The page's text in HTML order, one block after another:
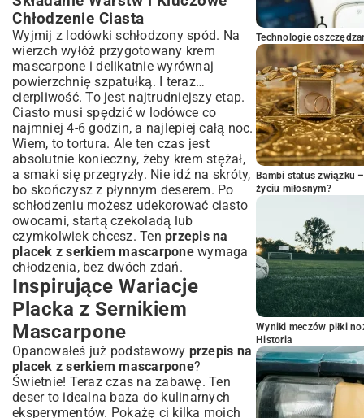
Chłodzenie Ciasta
Wyjmij z lodówki schłodzony spód. Na
wierzch wyłóż przygotowany krem
mascarpone i delikatnie wyrównaj
powierzchnię szpatułką. I teraz…
cierpliwość. To jest najtrudniejszy etap.
Ciasto musi spędzić w lodówce co
najmniej 4-6 godzin, a najlepiej całą noc.
Wiem, to tortura. Ale ten czas jest
absolutnie konieczny, żeby krem stężał,
a smaki się przegryzły. Nie idź na skróty,
bo skończysz z płynnym deserem. Po
schłodzeniu możesz udekorować ciasto
owocami, startą czekoladą lub
czymkolwiek chcesz. Ten przepis na
placek z serkiem mascarponewymaga
chłodzenia, bez dwóch zdań.
Inspirujące Wariacje
Placka z Sernikiem
Mascarpone
Opanowałeś już podstawowy przepis na
placek z serkiem mascarpone?
Świetnie! Teraz czas na zabawę. Ten
deser to idealna baza do kulinarnych
eksperymentów. Pokażę ci kilka moich
Technologie
Bambi status związku
życiu miłosnym?
Wyniki meczów piłki
Historia